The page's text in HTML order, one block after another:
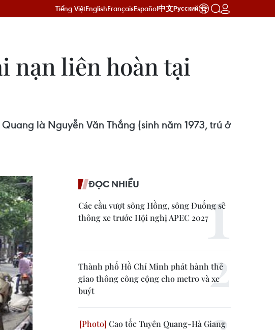
Tiếng ViệtEnglishFrançaisEspañol中文Русский
nạn liên hoàn tại
là Nguyễn Văn Thắng (sinh năm 1973, trú ở
ĐỌC NHIỀU
Các cầu vượt sông Hồng, sông Đuống sẽ
thông xe trước Hội nghị APEC 2027
Thành phố Hồ Chí Minh phát hành thẻ
giao thông công cộng cho metro và xe
buýt
Cao tốc Tuyên Quang-Hà Giang